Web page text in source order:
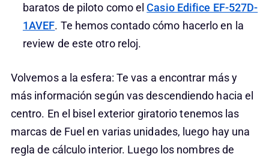
baratos de piloto como elCasio Edifice EF-527D-
1AVEF. Te hemos contado cómo hacerlo en la
review de este otro reloj.
Volvemos a la esfera: Te vas a encontrar más y
más información según vas descendiendo hacia el
centro. En el bisel exterior giratorio tenemos las
marcas de Fuel en varias unidades, luego hay una
regla de cálculo interior. Luego los nombres de